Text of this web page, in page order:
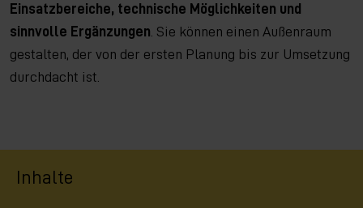
Einsatzbereiche, technische Möglichkeiten und
sinnvolle Ergänzungen . Sie können einen Außenraum
gestalten, der von der ersten Planung bis zur Umsetzung
durchdacht ist.
Inhalte